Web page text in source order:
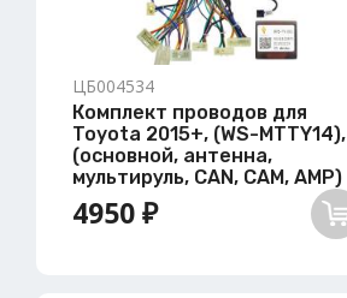
ЦБ004534
Комплект проводов для
Toyota 2015+, (WS-MTTY14),
(основной, антенна,
мультируль, CAN, CAM, AMP)
4950 ₽